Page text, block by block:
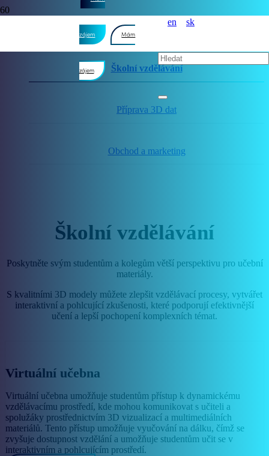
zájem Mám
zájem
en sk
Podnikové školení
Školní vzdělávání
Příprava 3D dat
Obchod a marketing
Školní vzdělávání
Poskytněte svým studentům a kolegům větší perspektivu pro učební
materiály.
S kvalitními 3D modely můžete zlepšit vzdělávací procesy, vytvářet
interaktivní a pohlcující zkušenosti, které podporují efektivnější
učení a lepší pochopení komplexních témat.
Virtuální učebna
Virtuální učebna umožňuje studentům přístup k dynamickému
vzdělávacímu prostředí, kde mohou komunikovat s učiteli a
spolužáky prostřednictvím 3D vizualizací a multimediálních
materiálů. Tento přístup umožňuje vyučování na dálku, čímž se
zvyšuje dostupnost vzdělání a umožňuje studentům učit se v
interaktivním a pohlcujícím prostředí.